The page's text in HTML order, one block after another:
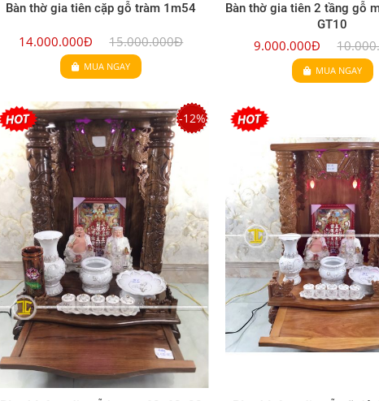
Bàn thờ gia tiên cặp gỗ tràm 1m54
14.000.000Đ 15.000.000Đ
MUA NGAY
Bàn thờ gia tiên 2 tầng gỗ
GT10
9.000.000Đ
MUA NGAY
-12%